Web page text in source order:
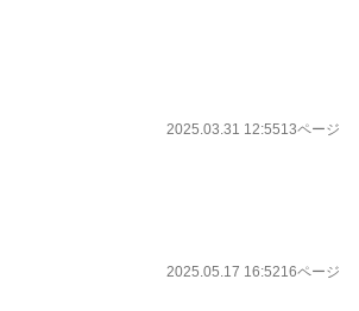
2025.03.31 12:5513ページ
2025.05.17 16:5216ページ